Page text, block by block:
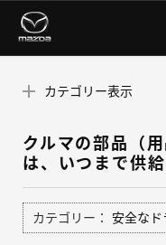
カテゴリー表示
クルマの部品（
は、いつまで供
カテゴリー： 安全なド